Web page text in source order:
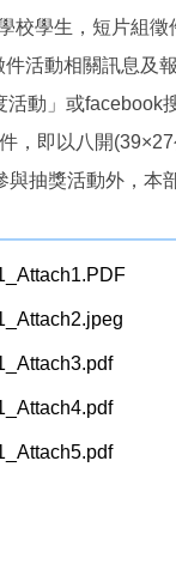
學生，短片組徵
活動相關訊息及
動」或facebook
，即以八開
抽獎活動外，本